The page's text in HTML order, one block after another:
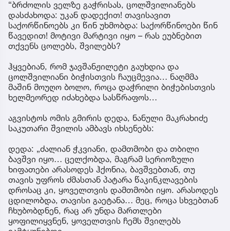
“ბრძოლის ველზე გაჭრისას, ცოლშვილიანებს
დასძახოდა: უკან დადექით! თავისავით
საქორწინოებს კი წინ უხმობდა: საქორწინოები წინ
წავედით! მოტივი მარტივი იყო – რას ეუბნებით
თქვენს ცოლებს, შვილებს?
ჰყვებიან, რომ ჯავშანჟილეტი გაუხდია და
ცოლშვილიანი ბიჭისთვის ჩაუცმევია… ნაღმმა
მაშინ მოუღო ბოლო, როცა დაჭრილი ბიჭებისთვის
ხელმეორედ იძახებდა სასწრაფოს…
აგვისტოს ომის გმირის დედა, ნანული მაკრახიძე
საკუთარი შვილის ამბავს იხსენებს:
დედა: „ძალიან ჭკვიანი, დამთმობი და თბილი
ბავშვი იყო… ცელქობდა, მაგრამ სერიოზული
ხიფათები არასოდეს ჰქონია, ბავშვებთან, თუ
თავის უფროს ძმასთან პატარა წაკინკლავების
დროსაც კი, ყოველთვის დამთმობი იყო. არასოდეს
ცდილობდა, თავისი გაეტანა… მეც, როცა სხვებთან
ჩხუბობდნენ, რაც არ უნდა მართლები
ყოფილიყვნენ, ყოველთვის ჩემს შვილებს